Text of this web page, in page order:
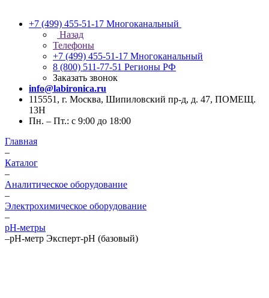
+7 (499) 455-51-17 Многоканальный
Назад
Телефоны
+7 (499) 455-51-17 Многоканальный
8 (800) 511-77-51 Регионы РФ
Заказать звонок
info@labironica.ru
115551, г. Москва, Шипиловский пр-д, д. 47, ПОМЕЩ.
13Н
Пн. – Пт.: с 9:00 до 18:00
Главная
–
Каталог
–
Аналитическое оборудование
–
Электрохимическое оборудование
–
pH-метры
–рН-метр Эксперт-рН (базовый)